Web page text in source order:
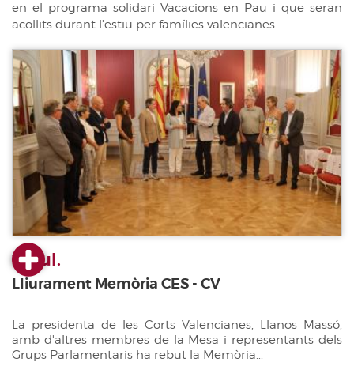
en el programa solidari Vacacions en Pau i que seran
acollits durant l'estiu per famílies valencianes.
23 jul.
Lliurament Memòria CES - CV
La presidenta de les Corts Valencianes, Llanos Massó,
amb d'altres membres de la Mesa i representants dels
Grups Parlamentaris ha rebut la Memòria...